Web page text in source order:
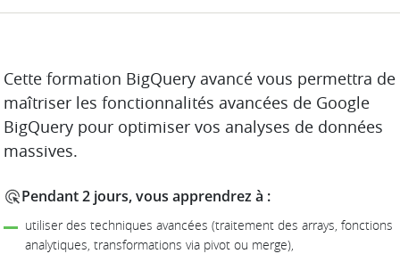
DESCRIPTION
Cette formation BigQuery avancé vous permettra de
maîtriser les fonctionnalités avancées de Google
BigQuery pour optimiser vos analyses de données
massives.
Pendant 2 jours, vous apprendrez à :
utiliser des techniques avancées (traitement des arrays, fonctions
analytiques, transformations via pivot ou merge),